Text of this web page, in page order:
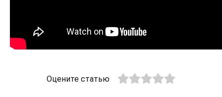
Оцените статью